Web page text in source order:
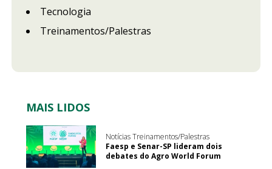
Tecnologia
Treinamentos/Palestras
MAIS LIDOS
Notícias Treinamentos/Palestras
Faesp e Senar-SP lideram dois
debates do Agro World Forum